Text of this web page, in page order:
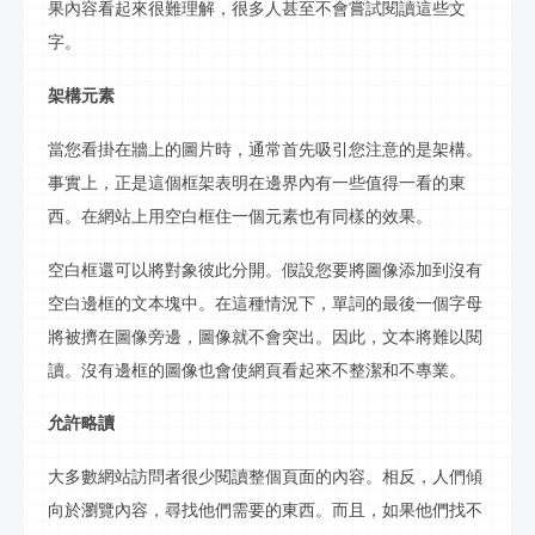
果內容看起來很難理解，很多人甚至不會嘗試閱讀這些文
字。
架構元素
當您看掛在牆上的圖片時，通常首先吸引您注意的是架構。
事實上，正是這個框架表明在邊界內有一些值得一看的東
西。在網站上用空白框住一個元素也有同樣的效果。
空白框還可以將對象彼此分開。假設您要將圖像添加到沒有
空白邊框的文本塊中。在這種情況下，單詞的最後一個字母
將被擠在圖像旁邊，圖像就不會突出。因此，文本將難以閱
讀。沒有邊框的圖像也會使網頁看起來不整潔和不專業。
允許略讀
大多數網站訪問者很少閱讀整個頁面的內容。相反，人們傾
向於瀏覽內容，尋找他們需要的東西。而且，如果他們找不